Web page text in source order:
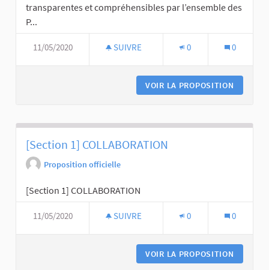
transparentes et compréhensibles par l’ensemble des
P...
11/05/2020 SUIVRE 0 0
VOIR LA PROPOSITION
[Section 1] COLLABORATION
Proposition officielle
[Section 1] COLLABORATION
11/05/2020 SUIVRE 0 0
VOIR LA PROPOSITION